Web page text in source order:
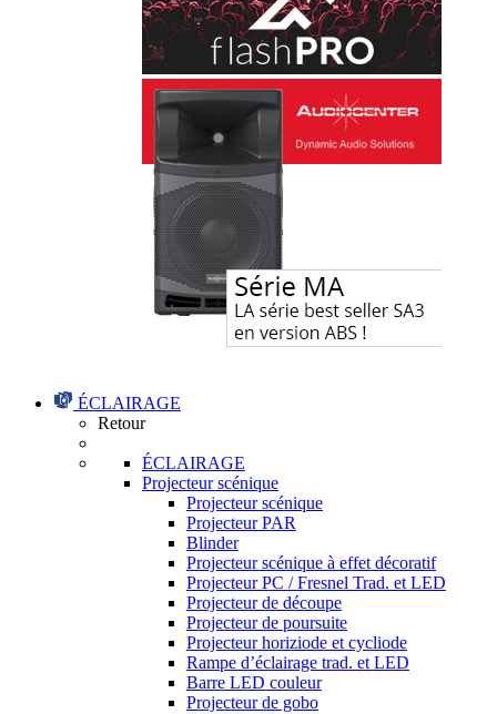
ÉCLAIRAGE
Retour
ÉCLAIRAGE
Projecteur scénique
Projecteur scénique
Projecteur PAR
Blinder
Projecteur scénique à effet décoratif
Projecteur PC / Fresnel Trad. et LED
Projecteur de découpe
Projecteur de poursuite
Projecteur horiziode et cycliode
Rampe d’éclairage trad. et LED
Barre LED couleur
Projecteur de gobo